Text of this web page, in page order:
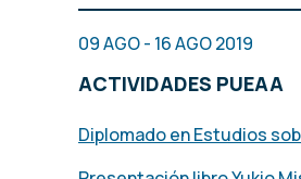
09 AGO - 16 AGO 2019
ACTIVIDADES PUEAA
Diplomado en Estudios